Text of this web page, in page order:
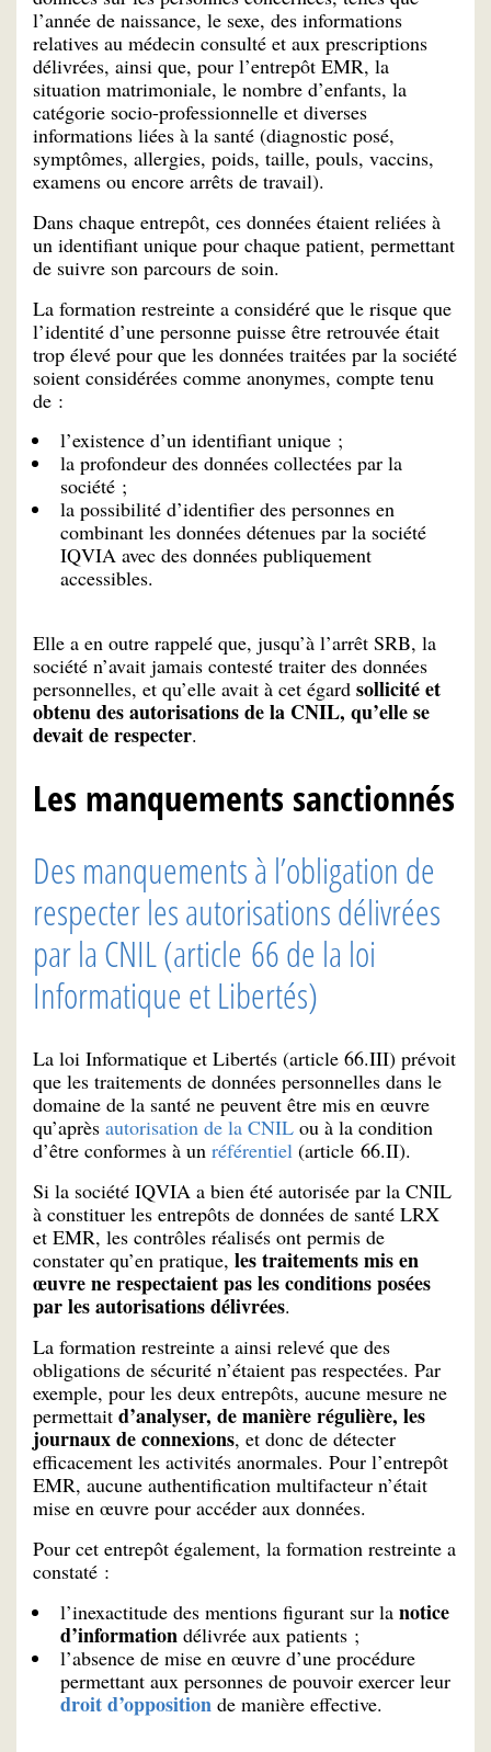
l’année de naissance, le sexe, des informations
relatives au médecin consulté et aux prescriptions
délivrées, ainsi que, pour l’entrepôt EMR, la
situation matrimoniale, le nombre d’enfants, la
catégorie socio-professionnelle et diverses
informations liées à la santé (diagnostic posé,
symptômes, allergies, poids, taille, pouls, vaccins,
examens ou encore arrêts de travail).
Dans chaque entrepôt, ces données étaient reliées à
un identifiant unique pour chaque patient, permettant
de suivre son parcours de soin.
La formation restreinte a considéré que le risque que
l’identité d’une personne puisse être retrouvée était
trop élevé pour que les données traitées par la société
soient considérées comme anonymes, compte tenu
de :
l’existence d’un identifiant unique ;
la profondeur des données collectées par la
société ;
la possibilité d’identifier des personnes en
combinant les données détenues par la société
IQVIA avec des données publiquement
accessibles.
Elle a en outre rappelé que, jusqu’à l’arrêt SRB, la
société n’avait jamais contesté traiter des données
personnelles, et qu’elle avait à cet égard sollicité et
obtenu des autorisations de la CNIL, qu’elle se
devait de respecter.
Les manquements sanctionnés
Des manquements à l’obligation de
respecter les autorisations délivrées
par la CNIL (article 66 de la loi
Informatique et Libertés)
La loi Informatique et Libertés (article 66.III) prévoit
que les traitements de données personnelles dans le
domaine de la santé ne peuvent être mis en œuvre
qu’après autorisation de la CNIL ou à la condition
d’être conformes à un référentiel (article 66.II).
Si la société IQVIA a bien été autorisée par la CNIL
à constituer les entrepôts de données de santé LRX
et EMR, les contrôles réalisés ont permis de
constater qu’en pratique, les traitements mis en
œuvre ne respectaient pas les conditions posées
par les autorisations délivrées.
La formation restreinte a ainsi relevé que des
obligations de sécurité n’étaient pas respectées. Par
exemple, pour les deux entrepôts, aucune mesure ne
permettait d’analyser, de manière régulière, les
journaux de connexions, et donc de détecter
efficacement les activités anormales. Pour l’entrepôt
EMR, aucune authentification multifacteur n’était
mise en œuvre pour accéder aux données.
Pour cet entrepôt également, la formation restreinte a
constaté :
l’inexactitude des mentions figurant sur la notice
d’information délivrée aux patients ;
l’absence de mise en œuvre d’une procédure
permettant aux personnes de pouvoir exercer leur
droit d’opposition de manière effective.